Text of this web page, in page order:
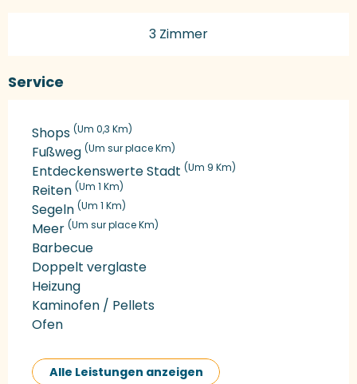
3 Zimmer
Service
Shops (Um 0,3 Km)
Fußweg (Um sur place Km)
Entdeckenswerte Stadt (Um 9 Km)
Reiten (Um 1 Km)
Segeln (Um 1 Km)
Meer (Um sur place Km)
Barbecue
Doppelt verglaste
Heizung
Kaminofen / Pellets
Ofen
Alle Leistungen anzeigen